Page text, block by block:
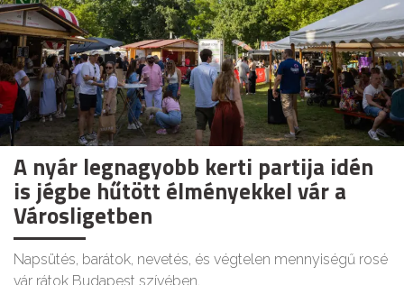
A nyár legnagyobb kerti partija idén
is jégbe hűtött élményekkel vár a
Városligetben
Napsütés, barátok, nevetés, és végtelen mennyiségű rosé
vár rátok Budapest szívében.